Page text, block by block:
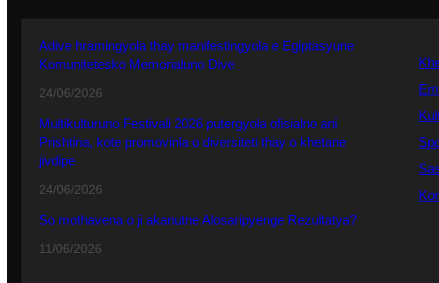
Adive hramingyola thay manifestingyola e Egiptasyune
Komunitetesko Memorialuno Dive
24/06/2026
Multikulturuno Festivali 2026 putergyola ofisialno ani
Prishtina, kote promovinla o diversiteti thay o khetane
jivdipe
24/06/2026
So mothavena o ji akanutne Alosaripyenge Rezultatya?
11/06/2026